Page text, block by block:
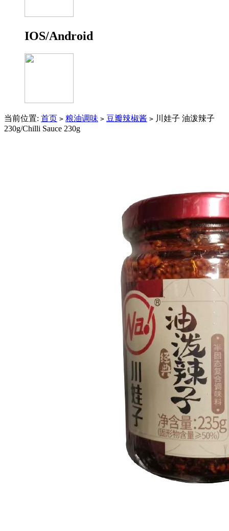
IOS/Android
当前位置: 首页 > 粮油调味 > 豆瓣辣椒酱 > 川娃子 油泼辣子
230g/Chilli Sauce 230g